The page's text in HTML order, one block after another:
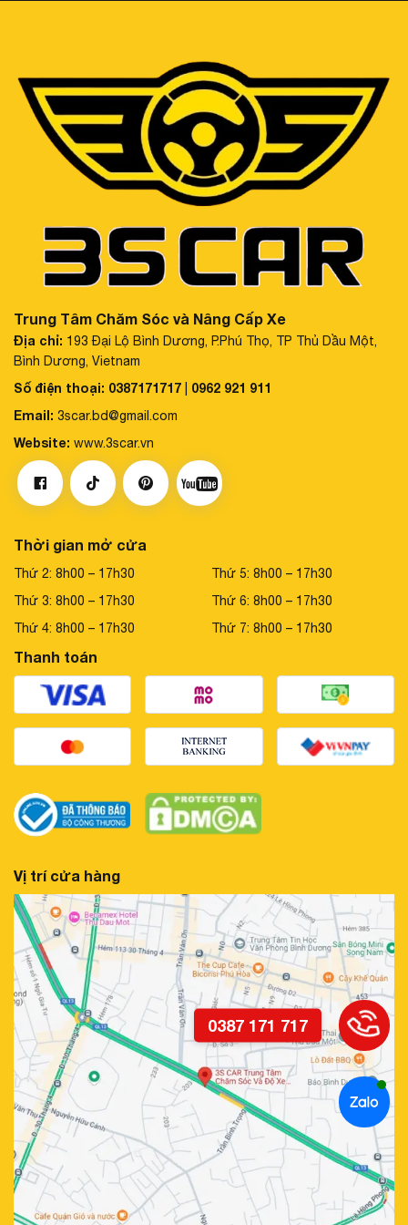
Trung Tâm Chăm Sóc và Nâng Cấp Xe
Địa chỉ: 193 Đại Lộ Bình Dương, P.Phú Thọ, TP Thủ Dầu Một,
Bình Dương, Vietnam
Số điện thoại: 0387171717
0962 921 911
Email: 3scar.bd@gmail.com
Website: www.3scar.vn
Thời gian mở cửa
Thứ 2: 8h00 – 17h30
Thứ 3: 8h00 – 17h30
Thứ 4: 8h00 – 17h30
Thứ 5: 8h00 – 17h30
Thứ 6: 8h00 – 17h30
Thứ 7: 8h00 – 17h30
Thanh toán
Vị trí cửa hàng